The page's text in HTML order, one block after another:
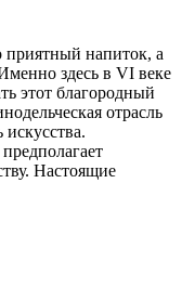
напиток, а
здесь в VI веке
этот благородный
отрасль
Настоящие